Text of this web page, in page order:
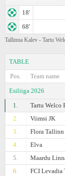
18'
68'
Tallinna Kalev - Tartu
TABLE
Pos.
Team name
Esiliiga 2026
1.
Tartu Welco
2.
Viimsi JK
3.
Flora Tallinn
4.
Elva
5.
Maardu
6.
FCI Levadia